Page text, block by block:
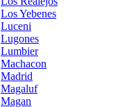
Los Yebenes
Luceni
Lugones
Lumbier
Machacon
Madrid
Magaluf
Magan